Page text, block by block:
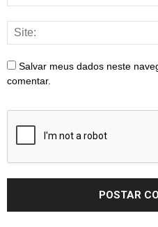
Salvar meus dados neste
comentar.